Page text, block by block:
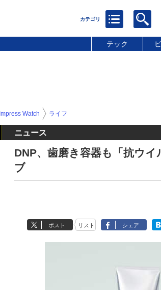
テック
Impress Watch ライフ
ニュース
DNP、歯磨き容器も「抗ウ
ブ
ポスト リスト シェア